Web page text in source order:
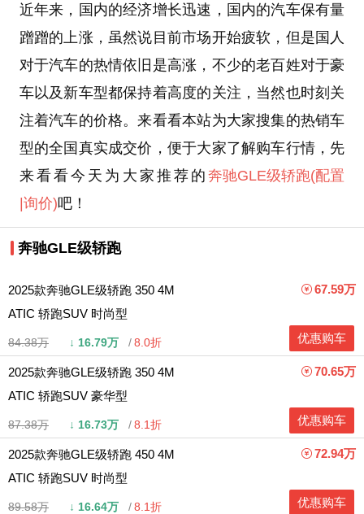
近年来，国内的经济增长迅速，国内的汽车保有量
蹭蹭的上涨，虽然说目前市场开始疲软，但是国人
对于汽车的热情依旧是高涨，不少的老百姓对于豪
车以及新车型都保持着高度的关注，当然也时刻关
注着汽车的价格。来看看本站为大家搜集的热销车
型的全国真实成交价，便于大家了解购车行情，先
来看看今天为大家推荐的奔驰GLE级轿跑(配置
|询价)吧！
奔驰GLE级轿跑
2025款奔驰GLE级轿跑 350 4M
ATIC 轿跑SUV 时尚型
84.38万 ↓ 16.79万 8.0折
67.59万
优惠购车
2025款奔驰GLE级轿跑 350 4M
ATIC 轿跑SUV 豪华型
87.38万 ↓ 16.73万 8.1折
70.65万
优惠购车
2025款奔驰GLE级轿跑 450 4M
ATIC 轿跑SUV 时尚型
89.58万 ↓ 16.64万 8.1折
72.94万
优惠购车